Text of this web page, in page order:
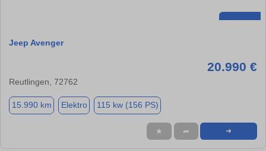
Jeep Avenger
20.990 €
Reutlingen, 72762
15.990 km Elektro 115 kw (156 PS)
★ ➦ ➜